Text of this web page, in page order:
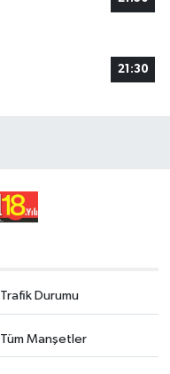
21:30
Trafik Durumu
Tüm Manşetler